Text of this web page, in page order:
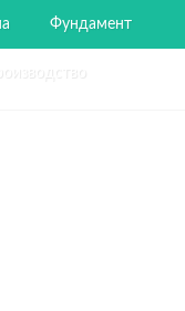
Фундамент